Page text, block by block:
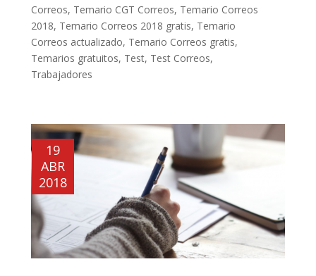
Correos, Temario CGT Correos, Temario Correos
2018, Temario Correos 2018 gratis, Temario
Correos actualizado, Temario Correos gratis,
Temarios gratuitos, Test, Test Correos,
Trabajadores
19
ABR
2018